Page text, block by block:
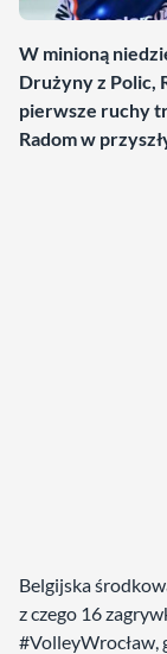
W minioną
Drużyny z Polic,
pierwsze ruchy
Radom w
Belgijska
z czego 16
#VolleyWrocław,